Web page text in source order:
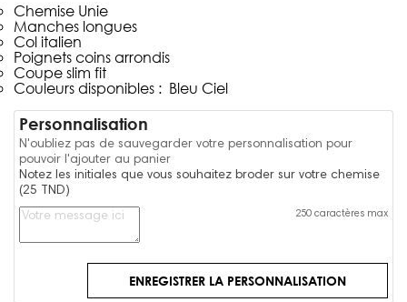
Chemise Unie
Manches longues
Col italien
Poignets coins arrondis
Coupe slim fit
Couleurs disponibles : Bleu Ciel
Personnalisation
N'oubliez pas de sauvegarder votre personnalisation pour
pouvoir l'ajouter au panier
Notez les initiales que vous souhaitez broder sur votre chemise
(25 TND)
250 caractères max
ENREGISTRER LA PERSONNALISATION